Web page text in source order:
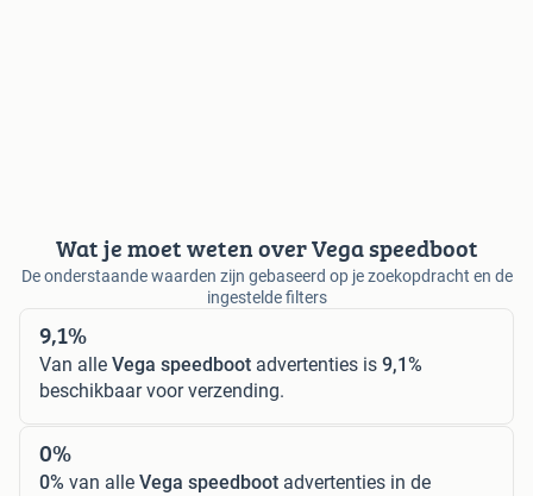
Wat je moet weten over Vega speedboot
De onderstaande waarden zijn gebaseerd op je zoekopdracht en de
ingestelde filters
9,1%
Van alle Vega speedboot advertenties is 9,1%
beschikbaar voor verzending.
0%
0% van alle Vega speedboot advertenties in de